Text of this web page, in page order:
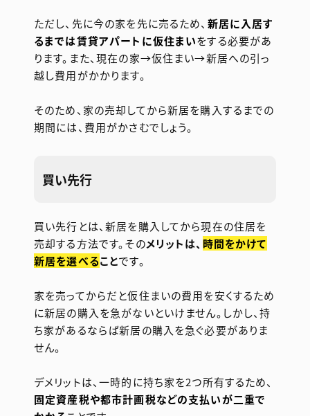
ただし、先に今の家を先に売るため、 新居に入居す
るまでは賃貸アパートに仮住まいをする必要があ
ります。また、現在の家→仮住まい→新居への引っ
越し費用がかかります。
そのため、家の売却してから新居を購入するまでの
期間には、費用がかさむでしょう。
買い先行
買い先行とは、新居を購入してから現在の住居を
売却する方法です。そのメリットは、 時間をかけて
新居を選べることです。
家を売ってからだと仮住まいの費用を安くするため
に新居の購入を急がないといけません。しかし、持
ち家があるならば新居の購入を急ぐ必要がありま
せん。
デメリットは、一時的に持ち家を2つ所有するため、
固定資産税や都市計画税などの支払いが二重で